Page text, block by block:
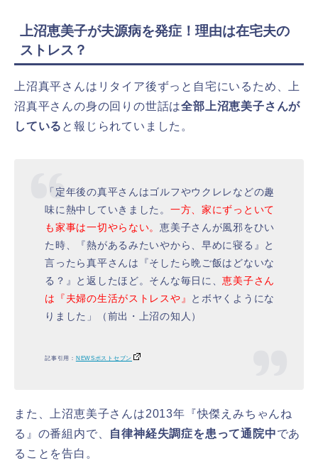
上沼恵美子が夫源病を発症！理由は在宅夫の
ストレス？
上沼真平さんはリタイア後ずっと自宅にいるため、上
沼真平さんの身の回りの世話は全部上沼恵美子さんが
している と報じられていました。
「定年後の真平さんはゴルフやウクレレなどの趣
味に熱中していきました。 一方、家にずっといて
も家事は一切やらない。恵美子さんが風邪をひい
た時、『熱があるみたいやから、早めに寝る』と
言ったら真平さんは『そしたら晩ご飯はどないな
る？』と返したほど。そんな毎日に、恵美子さん
は『夫婦の生活がストレスや』
とボヤくようにな
りました」（前出・上沼の知人）
記事引用： NEWSポストセブン
また、上沼恵美子さんは2013年『快傑えみちゃんね
る』の番組内で、 自律神経失調症を患って通院中であ
ることを告白。